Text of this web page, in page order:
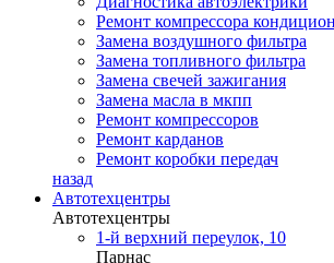
Ремонт компрессора
Замена воздушного фильтра
Замена топливного фильтра
Замена свечей зажигания
Замена масла в мкпп
Ремонт компрессоров
Ремонт карданов
Ремонт коробки передач
назад
Автотехцентры
Автотехцентры
1-й верхний переулок, 10
Парнас